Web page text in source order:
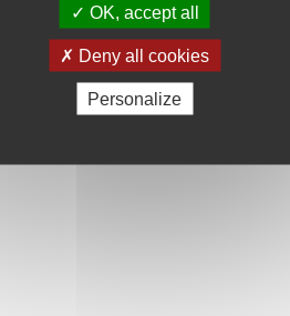
OK, accept all
Deny all cookies
Personalize